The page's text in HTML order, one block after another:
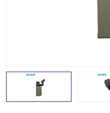
溜槽堵塞检测开关